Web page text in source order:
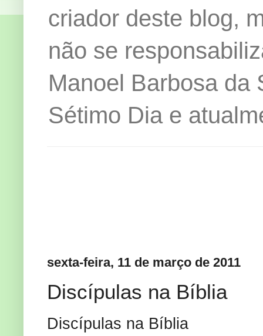
criador deste blog,
não se
Manoel Barbosa da
Sétimo Dia e
sexta-feira, 11 de março de 2011
Discípulas na Bíblia
Discípulas na Bíblia